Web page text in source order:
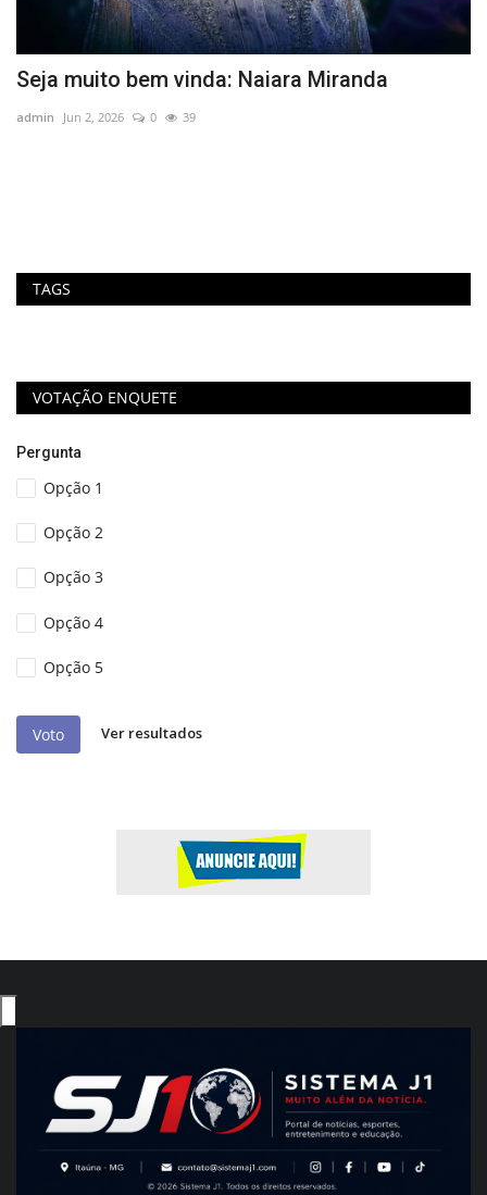
Seja muito bem vinda: Naiara Miranda
admin Jun 2, 2026 0 39
TAGS
VOTAÇÃO ENQUETE
Pergunta
Opção 1
Opção 2
Opção 3
Opção 4
Opção 5
Voto Ver resultados